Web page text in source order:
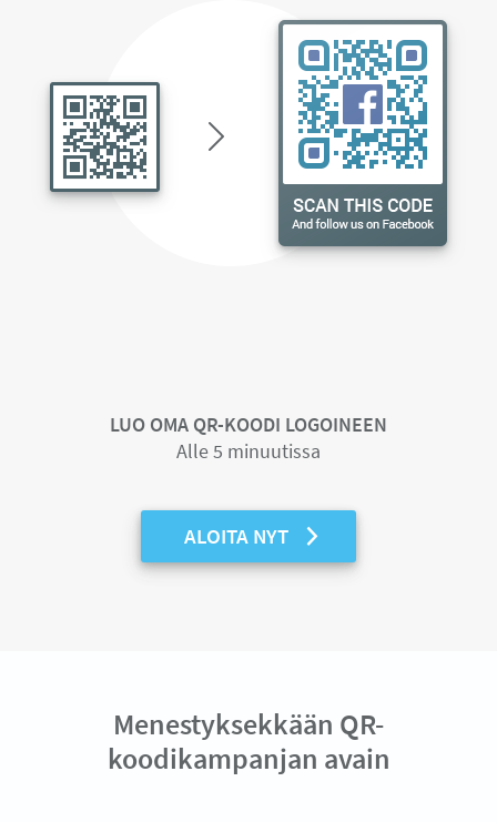
LUO OMA QR-KOODI LOGOINEEN
Alle 5 minuutissa
ALOITA NYT
Menestyksekkään QR-
koodikampanjan avain